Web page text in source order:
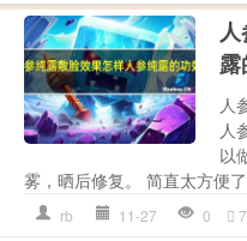
人
人
以
雾，晒后修复。 简直太方便
rb 11-27 0